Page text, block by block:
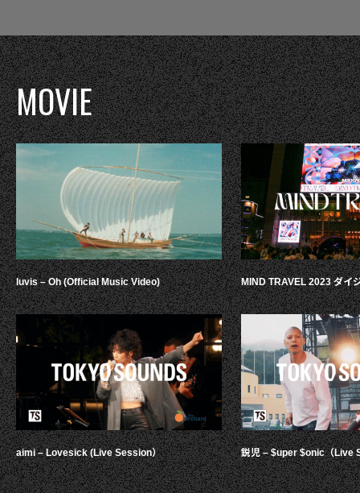
MOVIE
luvis – Oh (Official Music Video)
aimi – Lovesick (Live Session）
MIND TRAVEL 2023 ダイ
鋭児 – $uper $onic（Live